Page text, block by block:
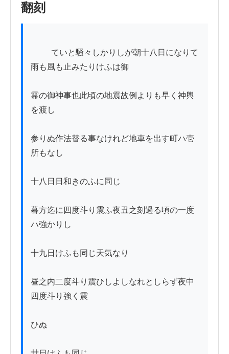
翻刻
雨も風も止みたりけふは御
霊の御神事也此頃の地震故例よりも早く神輿
を渡し
参りぬ作法替る事なけれど地車を出す町ハ壱
所もなし
十八日日和きのふに同じ
暮方迄に四度斗り震ふ夜丑之刻過る頃の一度
ハ強かりし
十九日けふも同じ天気なり
昼之内二度斗り震ひしよしなれとしらず夜中
四度斗り強く震
ひぬ